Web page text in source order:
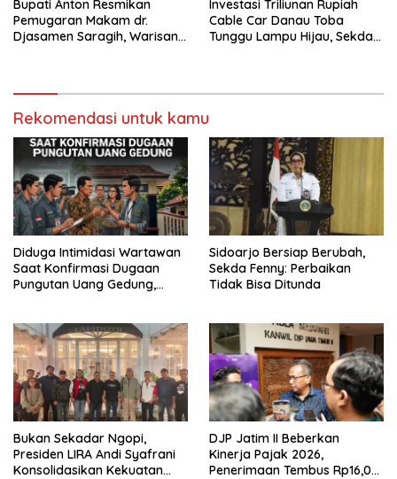
Bupati Anton Resmikan
Pemugaran Makam dr.
Djasamen Saragih, Warisan
Investasi Triliunan Rupiah
Cable Car Danau Toba
Tunggu Lampu Hijau, Sekda
Rekomendasi untuk kamu
Diduga Intimidasi Wartawan
Saat Konfirmasi Dugaan
Pungutan Uang Gedung,
Buka suara
Sidoarjo Bersiap Berubah,
Sekda Fenny: Perbaikan
Tidak Bisa Ditunda
Bukan Sekadar Ngopi,
Presiden LIRA Andi Syafrani
Konsolidasikan Kekuatan
DJP Jatim II Beberkan
Kinerja Pajak 2026,
Penerimaan Tembus Rp16,08